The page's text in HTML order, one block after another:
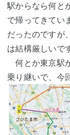
駅からなら何と
で帰ってきてい
だったのですが
は結構厳しいで
何とか東京駅
乗り継いで、今